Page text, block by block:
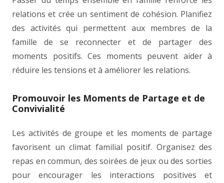
relations et crée un sentiment de cohésion. Planifiez
des activités qui permettent aux membres de la
famille de se reconnecter et de partager des
moments positifs. Ces moments peuvent aider à
réduire les tensions et à améliorer les relations.
Promouvoir les Moments de Partage et de
Convivialité
Les activités de groupe et les moments de partage
favorisent un climat familial positif. Organisez des
repas en commun, des soirées de jeux ou des sorties
pour encourager les interactions positives et